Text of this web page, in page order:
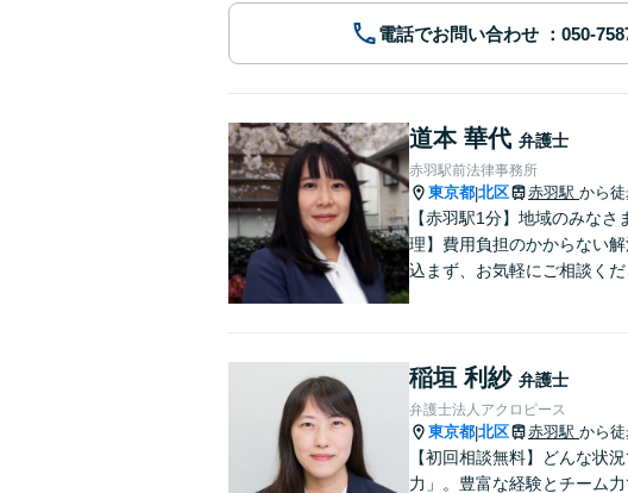
電話でお問い合わせ
道本 華代 弁護士
赤羽駅前法律事務所
東京都|北区 赤羽駅 から
【赤羽駅1分】地域のみな
理】費用負担のかからない
込まず、お気軽にご相談く
稲垣 利紗 弁護士
弁護士法人アクロピース
東京都|北区 赤羽駅 から
【初回相談無料】どんな状
力」。豊富な経験とチーム